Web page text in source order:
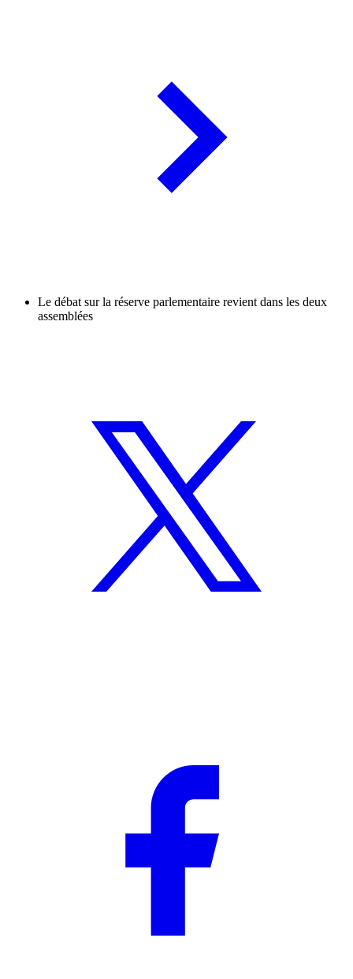
Le débat sur la réserve parlementaire revient dans les deux
assemblées